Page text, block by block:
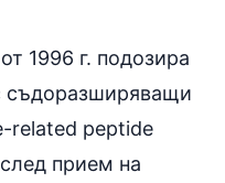
1996 г. подозира
съдоразширяващи
related peptide
прием на